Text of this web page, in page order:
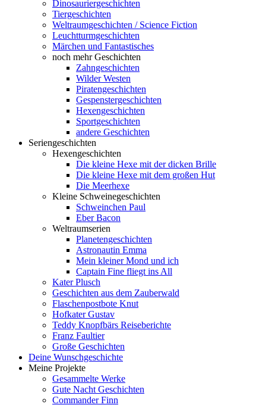
Dinosauriergeschichten
Tiergeschichten
Weltraumgeschichten / Science Fiction
Leuchtturmgeschichten
Märchen und Fantastisches
noch mehr Geschichten
Zahngeschichten
Wilder Westen
Piratengeschichten
Gespenstergeschichten
Hexengeschichten
Sportgeschichten
andere Geschichten
Seriengeschichten
Hexengeschichten
Die kleine Hexe mit der dicken Brille
Die kleine Hexe mit dem großen Hut
Die Meerhexe
Kleine Schweinegeschichten
Schweinchen Paul
Eber Bacon
Weltraumserien
Planetengeschichten
Astronautin Emma
Mein kleiner Mond und ich
Captain Fine fliegt ins All
Kater Plusch
Geschichten aus dem Zauberwald
Flaschenpostbote Knut
Hofkater Gustav
Teddy Knopfbärs Reiseberichte
Franz Faultier
Große Geschichten
Deine Wunschgeschichte
Meine Projekte
Gesammelte Werke
Gute Nacht Geschichten
Commander Finn